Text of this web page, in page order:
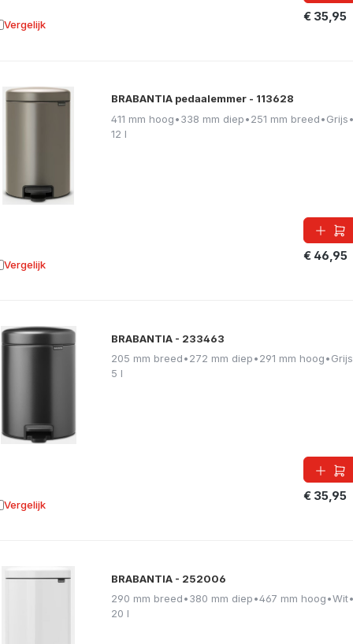
€ 35,95
Vergelijk aan vergelijking
BRABANTIA pedaalemmer - 113628
411 mm hoog•338 mm diep•251 mm breed•Grijs
12 l
€ 46,95
Vergelijk aan vergelijking
BRABANTIA - 233463
205 mm breed•272 mm diep•291 mm hoog•Grijs
5 l
€ 35,95
Vergelijk aan vergelijking
BRABANTIA - 252006
290 mm breed•380 mm diep•467 mm hoog•Wit
20 l